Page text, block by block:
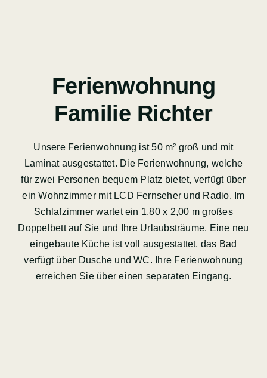
Ferienwohnung
Familie Richter
Unsere Ferienwohnung ist 50 m² groß und mit
Laminat ausgestattet. Die Ferienwohnung, welche
für zwei Personen bequem Platz bietet, verfügt über
ein Wohnzimmer mit LCD Fernseher und Radio. Im
Schlafzimmer wartet ein 1,80 x 2,00 m großes
Doppelbett auf Sie und Ihre Urlaubsträume. Eine neu
eingebaute Küche ist voll ausgestattet, das Bad
verfügt über Dusche und WC. Ihre Ferienwohnung
erreichen Sie über einen separaten Eingang.